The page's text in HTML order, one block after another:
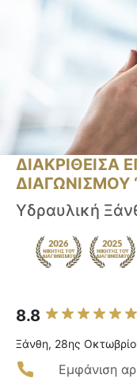
ΔΙΑΚΡΙΘΕΙΣΑ
ΔΙΑΓΩΝΙΣΜΟΥ
Υδραυλική
8.8
Ξάνθη, 28ης
Εμφάνιση